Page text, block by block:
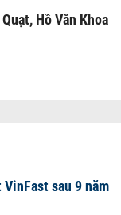
Hồ Văn Khoa
sau 9 năm